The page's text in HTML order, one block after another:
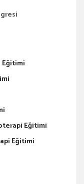
Eğitimi
Eğitimi